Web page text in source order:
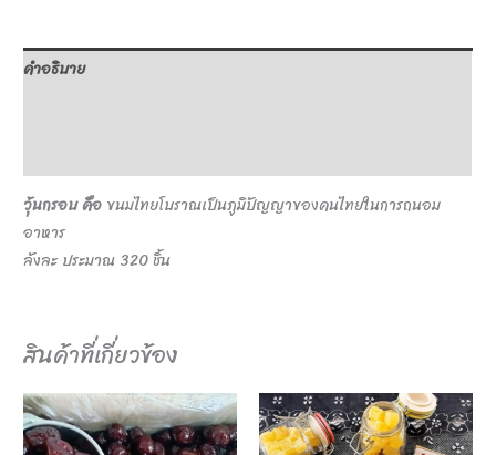
คำอธิบาย
วุ้นกรอบ คือ ขนมไทยโบราณเป็น​ภูมิปัญญา​ของคนไทยในการถนอม
อาหาร
ลังละ ประมาณ 320 ชิ้น
สินค้าที่เกี่ยวข้อง
This
product
This
product